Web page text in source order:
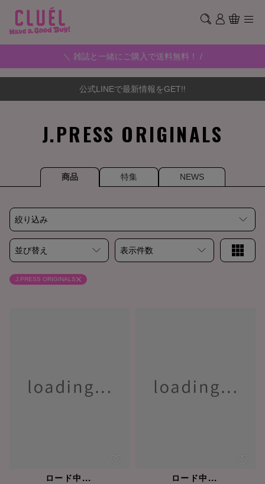
＼ 雑誌と一緒にご購入で送料無料！ /
公式LINEで最新情報をGET!!
J.PRESS ORIGINALS
商品 特集 NEWS
絞り込み
並び替え 表示件数
J.PRESS ORIGINALS
ロード中... ロード中...